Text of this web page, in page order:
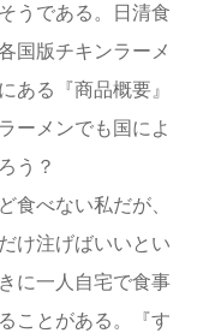
うである。日清食
国版チキンラーメ
ある『商品概要』
ーメンでも国によ
う？
食べない私だが、
け注げばいいとい
に一人自宅で食事
ことがある。『す